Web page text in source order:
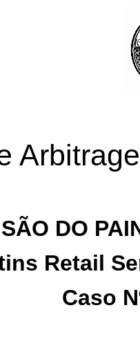
DO
Retail
Caso